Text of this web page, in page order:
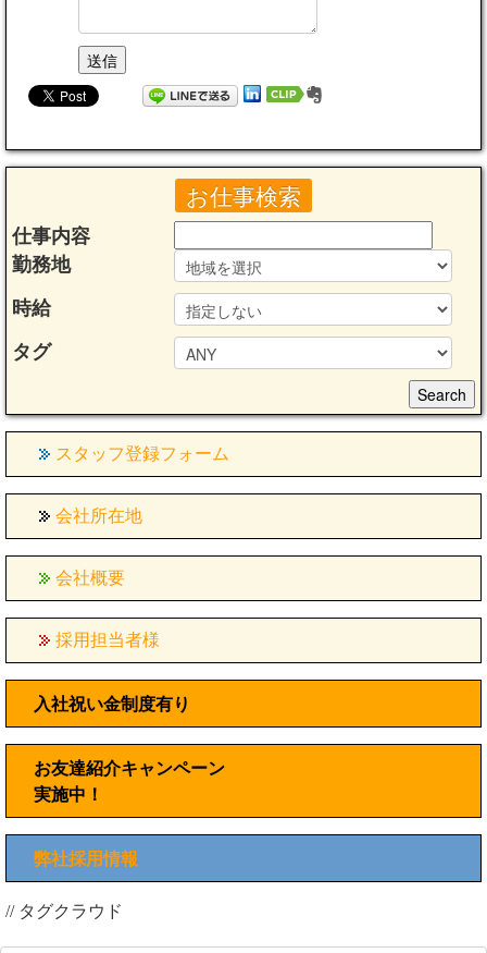
お仕事検索
仕事内容
勤務地
時給
タグ
スタッフ登録フォーム
会社所在地
会社概要
採用担当者様
入社祝い金制度有り
お友達紹介キャンペーン
実施中！
弊社採用情報
// タグクラウド